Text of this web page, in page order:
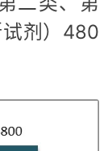
剂）480